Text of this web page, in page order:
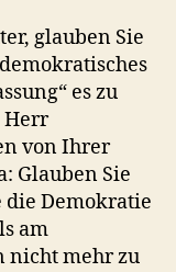
glauben Sie
es zu
Herr
von Ihrer
Glauben Sie
Demokratie
am
nicht mehr zu